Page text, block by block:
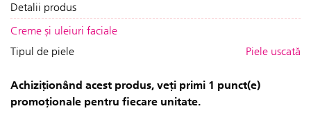
Detalii produs
Creme și uleiuri faciale
Tipul de piele
Piele uscată
Achiziționând acest produs, veți primi 1 punct(e)
promoționale pentru fiecare unitate.